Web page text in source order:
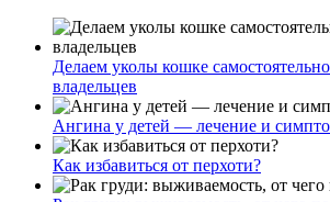
Делаем уколы кошке
владельцев
Ангина у детей — лечение и
Как избавиться от перхоти?